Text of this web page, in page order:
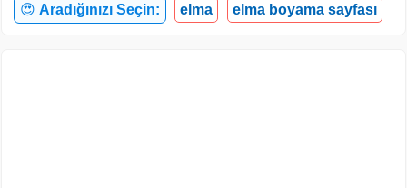
😍 Aradığınızı Seçin: elma elma boyama sayfası